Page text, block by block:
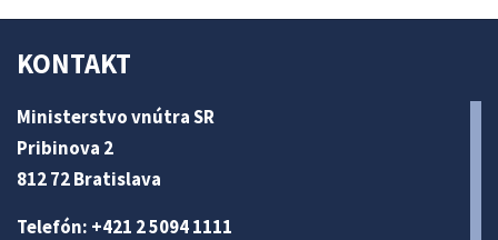
KONTAKT
Ministerstvo vnútra SR
Pribinova 2
812 72 Bratislava
Telefón: +421 2 5094 1111